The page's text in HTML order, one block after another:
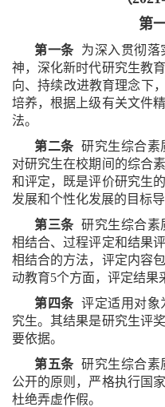
第
第一条为深入贯彻落
神，深化新时代研究生教
向、持续改进教育理念下
培养，根据上级有关文件
法。
第二条研究生综合素
对研究生在校期间的综合
和评定，既是评价研究生
发展和个性化发展的目标导
第三条研究生综合素
相结合、过程评定和结果
相结合的方法，评定内容
动教育5个方面，评定结果
第四条评定适用对象
究生。其结果是研究生评
要依据。
第五条研究生综合素
公开的原则，严格执行国
杜绝弄虚作假。